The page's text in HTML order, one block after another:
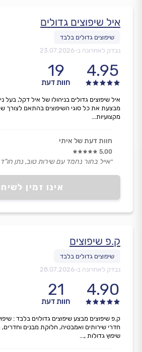
איל שיפוצים גדולים
נבדק לאחרונה ב-23.07.2026
4.95
19
חוות דעת
אינו זמין
איל שיפוצים גדולים בניהולו של איל דקל, בעל
מבצעת את כל סוגי השיפוצים בהתאם לצורך של
מקצועיות...
חוות דעת של איתי
5.00
״אייל בחור נחמד עם שירות טוב, נתן
ק.פ שיפוצים
נבדק לאחרונה ב-28.07.2026
4.90
21
חוות דעת
ק.פ שיפוצים מבצע שיפוצים גדולוים בלבד :
חדרי שירותים ואמבטיה, חלוקת מבנים וחדרים,
שיפוץ גדולות ,...